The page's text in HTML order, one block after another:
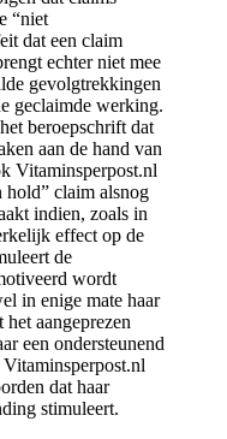
“niet
dat een claim
echter niet mee
gevolgtrekkingen
geclaimde werking.
beroepschrift dat
aan de hand van
Vitaminsper­post.nl
hold” claim alsnog
indien, zoals in
effect op de
de
wordt
in enige mate haar
aangeprezen
een ondersteunend
dat haar
stimuleert.